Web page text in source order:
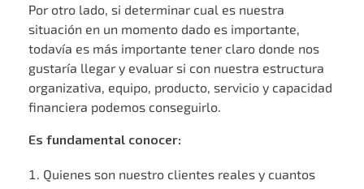
Por otro lado, si determinar cual es nuestra
situación en un momento dado es importante,
todavía es más importante tener claro donde nos
gustaría llegar y evaluar si con nuestra estructura
organizativa, equipo, producto, servicio y capacidad
financiera podemos conseguirlo.
Es fundamental conocer:
Quienes son nuestro clientes reales y cuantos